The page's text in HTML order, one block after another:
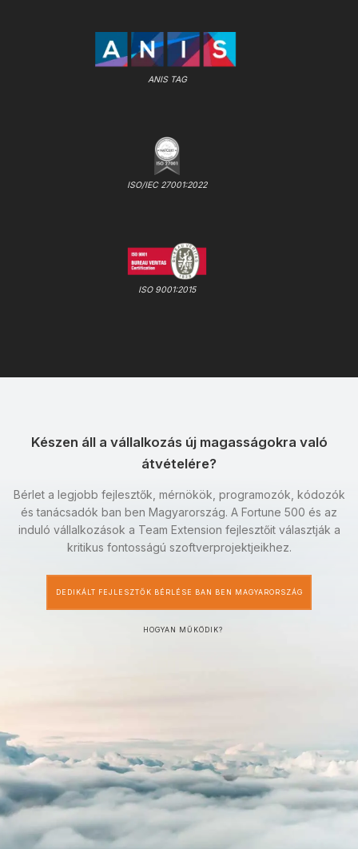
ANIS TAG
ISO/IEC 27001:2022
ISO 9001:2015
Készen áll a vállalkozás új magasságokra való
átvételére?
Bérlet a legjobb fejlesztők, mérnökök, programozók, kódozók
és tanácsadók ban ben Magyarország. A Fortune 500 és az
induló vállalkozások a Team Extension fejlesztőit választják a
kritikus fontosságú szoftverprojektjeikhez.
DEDIKÁLT FEJLESZTŐK BÉRLÉSE BAN BEN MAGYARORSZÁG
HOGYAN MŰKÖDIK?